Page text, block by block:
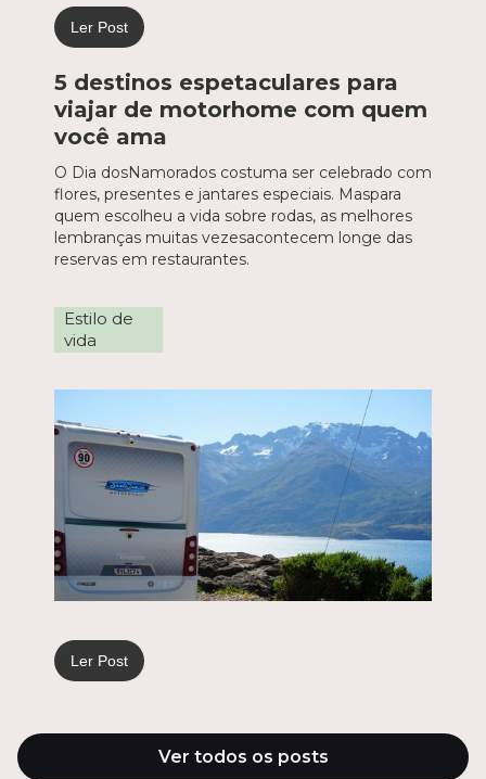
Ler Post
5 destinos espetaculares para
viajar de motorhome com quem
você ama
O Dia dosNamorados costuma ser celebrado com
flores, presentes e jantares especiais. Maspara
quem escolheu a vida sobre rodas, as melhores
lembranças muitas vezesacontecem longe das
reservas em restaurantes.
Estilo de
vida
Ler Post
Ver todos os posts